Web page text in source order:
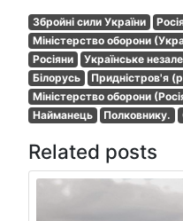
Збройні сили України
Міністерство оборони
Росіяни
Українське
Білорусь
Придністров'я
Міністерство оборони
Найманець
Полковнику.
Related posts